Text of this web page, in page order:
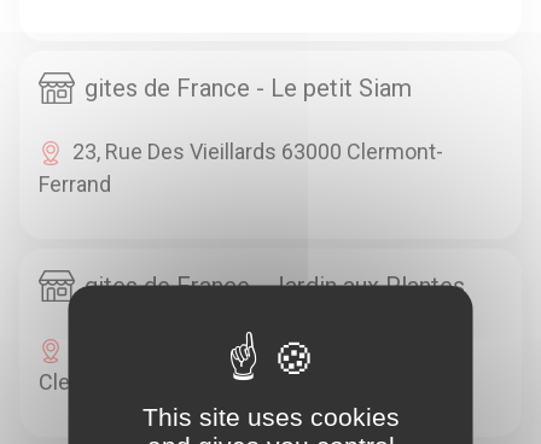
gites de France - Le petit Siam
23, Rue Des Vieillards 63000 Clermont-
Ferrand
gites de France - Jardin aux Plantes
94 Ter Rue De Châteaubriand 63100
Clermont-Ferrand
This site uses cookies